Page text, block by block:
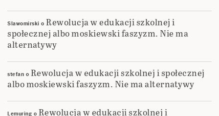
Slawomirski o Rewolucja w edukacji szkolnej i
społecznej albo moskiewski faszyzm. Nie ma
alternatywy
stefan o Rewolucja w edukacji szkolnej i społecznej
albo moskiewski faszyzm. Nie ma alternatywy
Lemuring o Rewolucja w edukacji szkolnej i